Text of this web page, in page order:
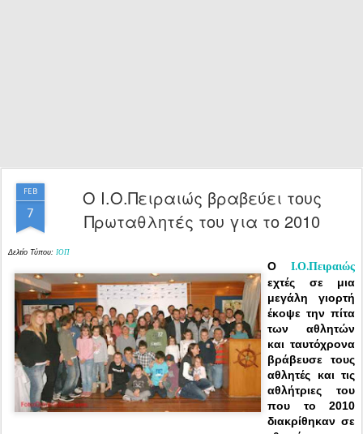
FEB
7
Ο Ι.Ο.Πειραιώς βραβεύει τους
Πρωταθλητές του για το 2010
Δελτίο Τύπου: ΙΟΠ
Ο Ι.Ο.Πειραιώς
εχτές σε μια
μεγάλη γιορτή
έκοψε την πίτα
των αθλητών
και ταυτόχρονα
βράβευσε τους
αθλητές και τις
αθλήτριες του
που το 2010
διακρίθηκαν σε